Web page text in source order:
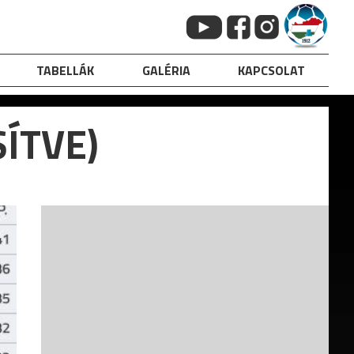
TABELLÁK GALÉRIA KAPCSOLAT